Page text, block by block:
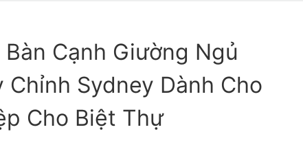
Cạnh Giường Ngủ
Chỉnh Sydney Dành Cho
Cho Biệt Thự